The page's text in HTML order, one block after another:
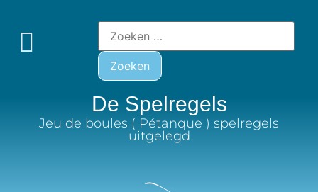
De Spelregels
Jeu de boules ( Pétanque ) spelregels
uitgelegd